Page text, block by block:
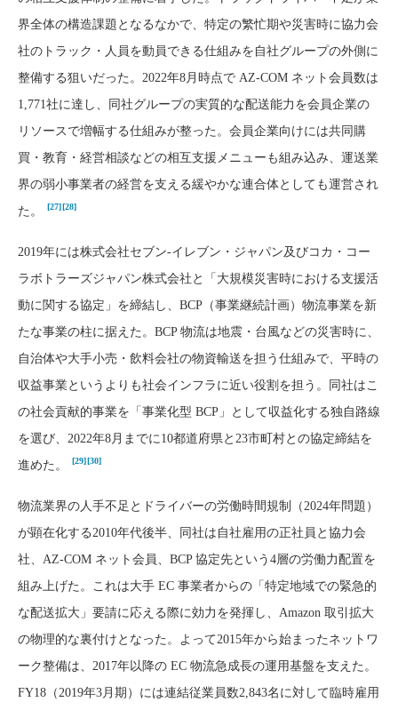
界全体の構造課題となるなかで、特定の繁忙期や災害時に協力会
社のトラック・人員を動員できる仕組みを自社グループの外側に
整備する狙いだった。2022年8月時点で AZ-COM ネット会員数は
1,771社に達し、同社グループの実質的な配送能力を会員企業の
リソースで増幅する仕組みが整った。会員企業向けには共同購
買・教育・経営相談などの相互支援メニューも組み込み、運送業
界の弱小事業者の経営を支える緩やかな連合体としても運営され
た。
[27][28]
2019年には株式会社セブン-イレブン・ジャパン及びコカ・コー
ラボトラーズジャパン株式会社と「大規模災害時における支援活
動に関する協定」を締結し、BCP（事業継続計画）物流事業を新
たな事業の柱に据えた。BCP 物流は地震・台風などの災害時に、
自治体や大手小売・飲料会社の物資輸送を担う仕組みで、平時の
収益事業というよりも社会インフラに近い役割を担う。同社はこ
の社会貢献的事業を「事業化型 BCP」として収益化する独自路線
を選び、2022年8月までに10都道府県と23市町村との協定締結を
進めた。
[29][30]
物流業界の人手不足とドライバーの労働時間規制（2024年問題）
が顕在化する2010年代後半、同社は自社雇用の正社員と協力会
社、AZ-COM ネット会員、BCP 協定先という4層の労働力配置を
組み上げた。これは大手 EC 事業者からの「特定地域での緊急的
な配送拡大」要請に応える際に効力を発揮し、Amazon 取引拡大
の物理的な裏付けとなった。よって2015年から始まったネットワ
ーク整備は、2017年以降の EC 物流急成長の運用基盤を支えた。
FY18（2019年3月期）には連結従業員数2,843名に対して臨時雇用